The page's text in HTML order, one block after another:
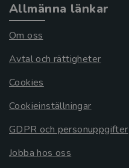
Allmänna länkar
Om oss
Avtal och rättigheter
Cookies
Cookieinställningar
GDPR och personuppgifter
Jobba hos oss